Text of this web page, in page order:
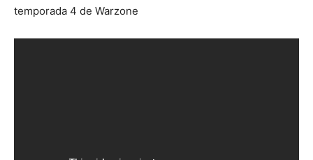
temporada 4 de Warzone